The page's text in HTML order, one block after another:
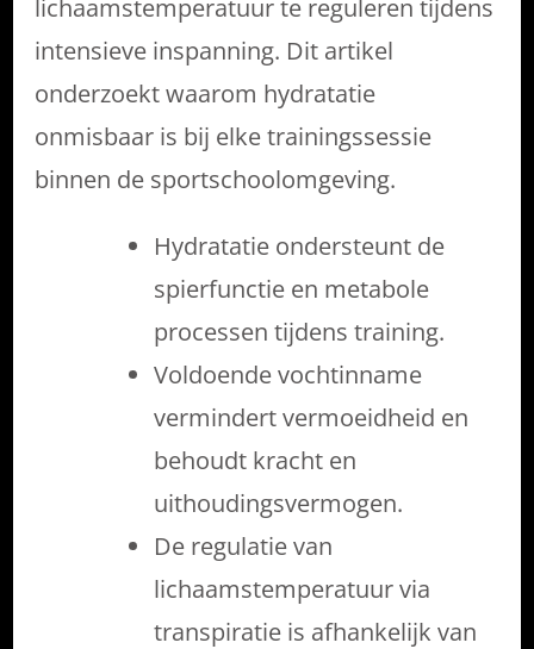
lichaamstemperatuur te reguleren tijdens
intensieve inspanning. Dit artikel
onderzoekt waarom hydratatie
onmisbaar is bij elke trainingssessie
binnen de sportschoolomgeving.
Hydratatie ondersteunt de
spierfunctie en metabole
processen tijdens training.
Voldoende vochtinname
vermindert vermoeidheid en
behoudt kracht en
uithoudingsvermogen.
De regulatie van
lichaamstemperatuur via
transpiratie is afhankelijk van